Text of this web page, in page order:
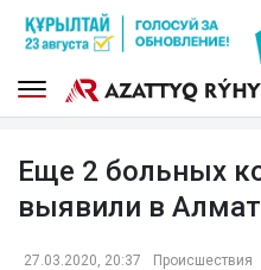
Еще 2 больных
выявили в
27.03.2020, 20:37 Происшествия